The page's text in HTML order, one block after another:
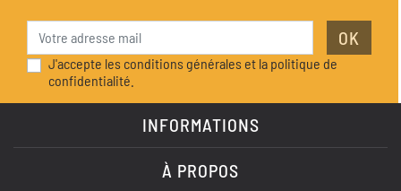
OK
J'accepte les conditions générales et la politique de
confidentialité.
INFORMATIONS
À PROPOS